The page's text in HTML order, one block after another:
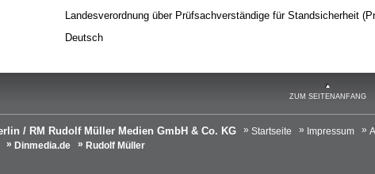
Landesverordnung über Prüfsachverständige für Standsicherheit
Deutsch
ZUM SEITENANFANG
/ RM Rudolf Müller Medien GmbH & Co. KG Startseite Impressum
Dinmedia.de Rudolf Müller